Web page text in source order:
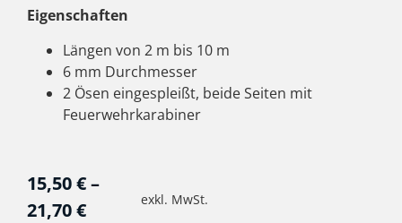
Eigenschaften
Längen von 2 m bis 10 m
6 mm Durchmesser
2 Ösen eingespleißt, beide Seiten mit
Feuerwehrkarabiner
15,50€–
21,70€ exkl. MwSt.